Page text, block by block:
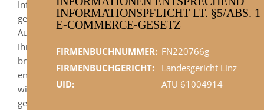
INFORMATIONSPFLICHT LT. §5/ABS. 1
E-COMMERCE-GESETZ
FIRMENBUCHNUMMER: FN220766g
FIRMENBUCHGERICHT:
Landesgericht Linz
UID:
ATU 61004914
Informationen gegebenenfalls an Dritte übertragen, sofern
gesetzlich vorgeschrieben oder soweit Dritte diese Daten im
Auftrag von Google verarbeiten. Google wird in keinem Fall
Ihre IP-Adresse mit anderen Daten von Google in
bringen. Sie können die Installation der Cookies durch eine
entsprechende Einstellung Ihrer Browser Software
wir weisen Sie jedoch darauf hin, dass Sie in diesem Fall
gegebenenfalls nicht sämtliche Funktionen dieser Website